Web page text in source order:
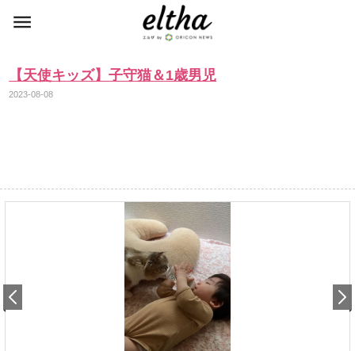
【天使キッズ】子守猫＆1歳男児
2023-08-08